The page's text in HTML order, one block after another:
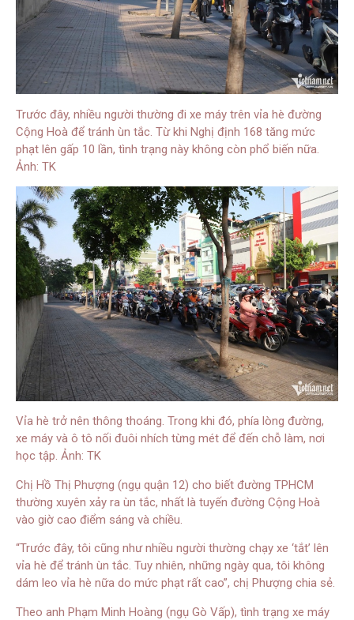
Trước đây, nhiều người thường đi xe máy trên vỉa hè đường
Cộng Hoà để tránh ùn tắc. Từ khi Nghị định 168 tăng mức
phạt lên gấp 10 lần, tình trạng này không còn phổ biến nữa.
Ảnh: TK
Vỉa hè trở nên thông thoáng. Trong khi đó, phía lòng đường,
xe máy và ô tô nối đuôi nhích từng mét để đến chỗ làm, nơi
học tập. Ảnh: TK
Chị Hồ Thị Phượng (ngụ quận 12) cho biết đường TPHCM
thường xuyên xảy ra ùn tắc, nhất là tuyến đường Cộng Hoà
vào giờ cao điểm sáng và chiều.
“Trước đây, tôi cũng như nhiều người thường chạy xe ‘tắt’ lên
vỉa hè để tránh ùn tắc. Tuy nhiên, những ngày qua, tôi không
dám leo vỉa hè nữa do mức phạt rất cao”, chị Phượng chia sẻ.
Theo anh Phạm Minh Hoàng (ngụ Gò Vấp), tình trạng xe máy